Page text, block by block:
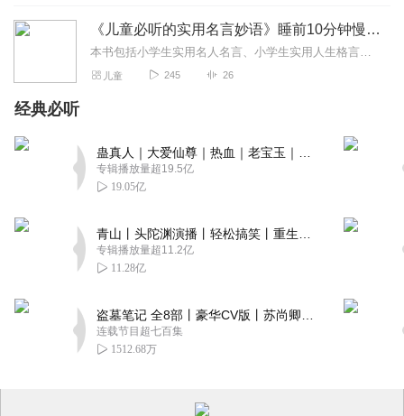
《儿童必听的实用名言妙语》睡前10分钟慢慢会有变化
本书包括小学生实用名人名言、小学生实用人生格言、小学生实用处世警言、小学生实用校园赠言、小学生实用青春寄语等内容
儿童 245 26
经典必听
专辑播放量超19.5亿
19.05亿
专辑播放量超11.2亿
11.28亿
连载节目超七百集
1512.68万